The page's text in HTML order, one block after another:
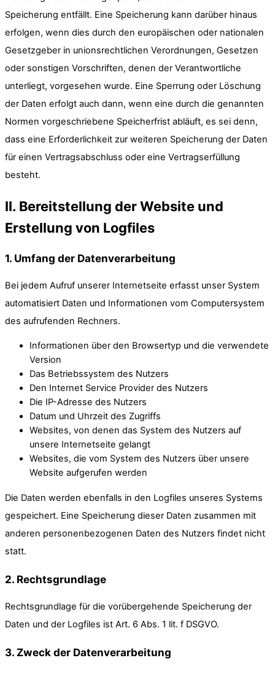
Speicherung entfällt. Eine Speicherung kann darüber hinaus
erfolgen, wenn dies durch den europäischen oder nationalen
Gesetzgeber in unionsrechtlichen Verordnungen, Gesetzen
oder sonstigen Vorschriften, denen der Verantwortliche
unterliegt, vorgesehen wurde. Eine Sperrung oder Löschung
der Daten erfolgt auch dann, wenn eine durch die genannten
Normen vorgeschriebene Speicherfrist abläuft, es sei denn,
dass eine Erforderlichkeit zur weiteren Speicherung der Daten
für einen Vertragsabschluss oder eine Vertragserfüllung
besteht.
II. Bereitstellung der Website und
Erstellung von Logfiles
1. Umfang der Datenverarbeitung
Bei jedem Aufruf unserer Internetseite erfasst unser System
automatisiert Daten und Informationen vom Computersystem
des aufrufenden Rechners.
Informationen über den Browsertyp und die verwendete
Version
Das Betriebssystem des Nutzers
Den Internet Service Provider des Nutzers
Die IP-Adresse des Nutzers
Datum und Uhrzeit des Zugriffs
Websites, von denen das System des Nutzers auf
unsere Internetseite gelangt
Websites, die vom System des Nutzers über unsere
Website aufgerufen werden
Die Daten werden ebenfalls in den Logfiles unseres Systems
gespeichert. Eine Speicherung dieser Daten zusammen mit
anderen personenbezogenen Daten des Nutzers findet nicht
statt.
2. Rechtsgrundlage
Rechtsgrundlage für die vorübergehende Speicherung der
Daten und der Logfiles ist Art. 6 Abs. 1 lit. f DSGVO.
3. Zweck der Datenverarbeitung